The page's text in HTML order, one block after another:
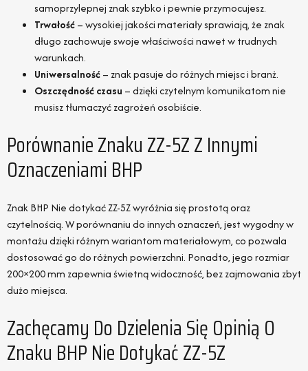
samoprzylepnej znak szybko i pewnie przymocujesz.
Trwałość– wysokiej jakości materiały sprawiają, że znak
długo zachowuje swoje właściwości nawet w trudnych
warunkach.
Uniwersalność– znak pasuje do różnych miejsc i branż.
Oszczędność czasu – dzięki czytelnym komunikatom nie
musisz tłumaczyć zagrożeń osobiście.
Porównanie Znaku ZZ-5Z Z Innymi
Oznaczeniami BHP
Znak BHP Nie dotykać ZZ-5Z wyróżnia się prostotą oraz
czytelnością. W porównaniu do innych oznaczeń, jest wygodny w
montażu dzięki różnym wariantom materiałowym, co pozwala
dostosować go do różnych powierzchni. Ponadto, jego rozmiar
200×200 mm zapewnia świetną widoczność, bez zajmowania zbyt
dużo miejsca.
Zachęcamy Do Dzielenia Się Opinią O
Znaku BHP Nie Dotykać ZZ-5Z